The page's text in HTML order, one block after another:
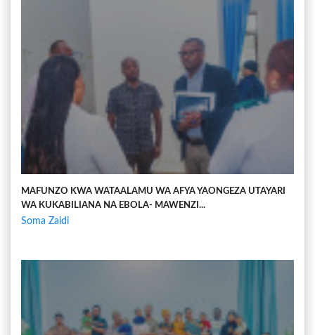
MAFUNZO KWA WATAALAMU WA AFYA YAONGEZA UTAYARI
WA KUKABILIANA NA EBOLA- MAWENZI...
Soma Zaidi